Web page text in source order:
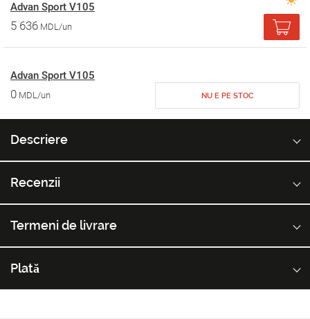
Advan Sport V105
5 636 MDL/un
Advan Sport V105
0 MDL/un NU E PE STOC
Descriere
Recenzii
Termeni de livrare
Plată